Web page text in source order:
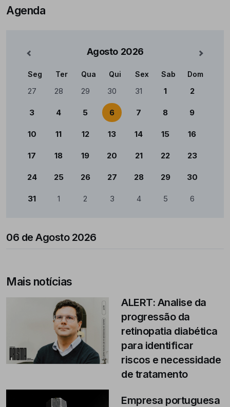
Agenda
Agosto 2026 Mês
Calendário
Seg Ter Qua Qui Sex Sab Dom
27 28 29 30 31 1 2
3 4 5 6 7 8 9
10 11 12 13 14 15 16
17 18 19 20 21 22 23
24 25 26 27 28 29 30
31 1 2 3 4 5 6
06 de Agosto 2026
Mais notícias
ALERT: Analise da
progressão da
retinopatia diabética
para identificar
riscos e necessidade
de tratamento
Empresa portuguesa